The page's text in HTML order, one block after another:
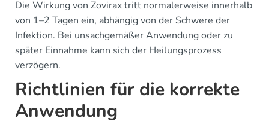
Die Wirkung von Zovirax tritt normalerweise innerhalb
von 1–2 Tagen ein, abhängig von der Schwere der
Infektion. Bei unsachgemäßer Anwendung oder zu
später Einnahme kann sich der Heilungsprozess
verzögern.
Richtlinien für die korrekte
Anwendung